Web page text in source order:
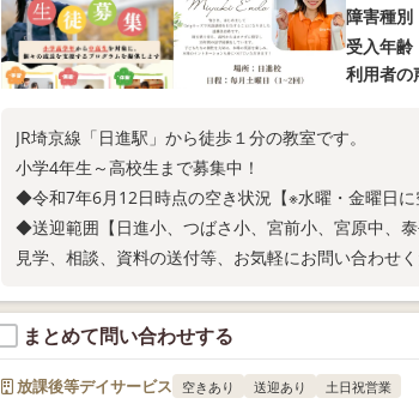
障害種別
受入年齢
利用者の
JR埼京線「日進駅」から徒歩１分の教室です。
小学4年生～高校生まで募集中！
◆令和7年6月12日時点の空き状況【※水曜・金曜日に
◆送迎範囲【日進小、つばさ小、宮前小、宮原中、泰
見学、相談、資料の送付等、お気軽にお問い合わせく
まとめて問い合わせする
放課後等デイサービス 空きあり 送迎あり 土日祝営業